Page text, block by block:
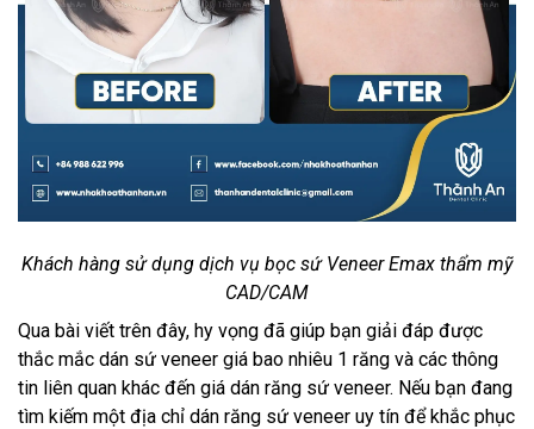
Khách hàng sử dụng dịch vụ bọc sứ Veneer Emax thẩm mỹ
CAD/CAM
Qua bài viết trên đây, hy vọng đã giúp bạn giải đáp được
thắc mắc dán sứ veneer giá bao nhiêu 1 răng và các thông
tin liên quan khác đến giá dán răng sứ veneer. Nếu bạn đang
tìm kiếm một địa chỉ dán răng sứ veneer uy tín để khắc phục